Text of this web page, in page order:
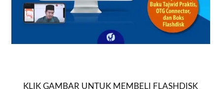
KLIK GAMBAR UNTUK MEMBELI FLASHDISK